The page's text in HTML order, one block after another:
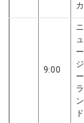
カ
9:00
ニ
ュ
ー
ジ
ー
ラ
ン
ド